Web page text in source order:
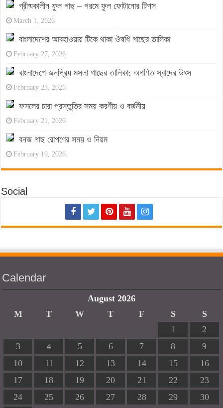
গ্রীষ্মকালীন ফুল গাছ – গরমে ফুল ফোটানোর টিপস
March 1, 2026
বাংলাদেশের আবহাওয়ায় টিকে থাকা ঔষধি গাছের তালিকা
February 27, 2026
বাংলাদেশে জনপ্রিয় মসলা গাছের তালিকা: অগণিত স্বাদের উৎস
February 23, 2026
ফসলের চারা প্রস্তুতির সময় করণীয় ও বর্জনীয়
February 21, 2026
বনজ গাছ রোপণের সময় ও নিয়ম
February 19, 2026
Social
Calendar
August 2026
M
T W T F S
S
1
2
3
4 5 6 7 8
9
10
11 12 13 14 15
16
17
18 19 20 21 22
23
24
25 26 27 28 29
30